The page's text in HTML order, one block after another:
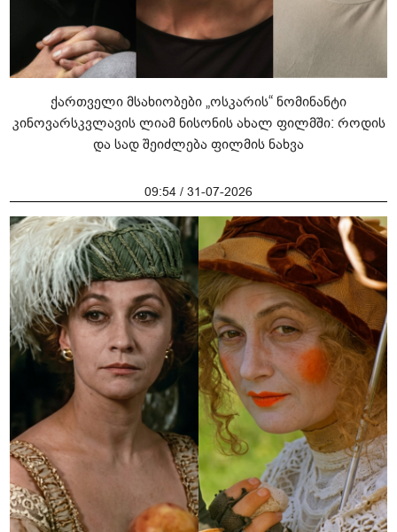
ქართველი მსახიობები „ოსკარის“ ნომინანტი
კინოვარსკვლავის ლიამ ნისონის ახალ ფილმში: როდის
და სად შეიძლება ფილმის ნახვა
09:54 / 31-07-2026